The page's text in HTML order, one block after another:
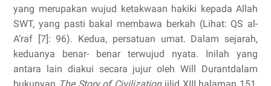
yang merupakan wujud ketakwaan hakiki kepada Allah
SWT, yang pasti bakal membawa berkah (Lihat: QS al-
A’raf [7]: 96). Kedua, persatuan umat. Dalam sejarah,
keduanya benar- benar terwujud nyata. Inilah yang
antara lain diakui secara jujur oleh Will Durantdalam